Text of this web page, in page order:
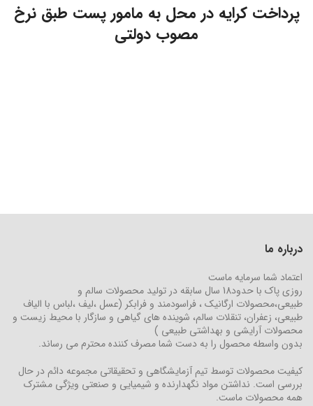
پرداخت کرایه در محل به مامور پست طبق نرخ
مصوب دولتی
درباره ما
اعتماد شما سرمایه ماست
روزی پاک با حدود18 سال سابقه در تولید محصولات سالم و
طبیعی،محصولات ارگانیک ، فراسودمند و فرابکر (عسل ،لیف ،لباس با الیاف
طبیعی، زعفران، تنقلات سالم، شوینده های گیاهی و سازگار با محیط زیست و
محصولات آرایشی و بهداشتی طبیعی )
بدون واسطه محصول را به دست شما مصرف کننده محترم می رساند.
کیفیت محصولات توسط تیم آزمایشگاهی و تحقیقاتی مجموعه دائم در حال
بررسی است. نداشتن مواد نگهدارنده و شیمیایی و صنعتی ویژگی مشترک
همه محصولات ماست.